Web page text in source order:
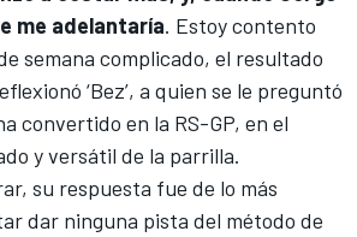
me adelantaría. Estoy contento
semana complicado, el resultado
‘Bez’, a quien se le preguntó
convertido en la RS-GP, en el
y versátil de la parrilla.
su respuesta fue de lo más
dar ninguna pista del método de